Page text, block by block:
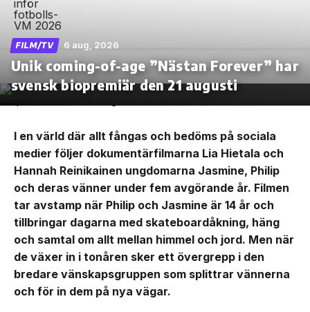
FILM/TV 6 aug, 2026
Unik coming-of-age ”Nästan Forever” har
svensk biopremiär den 21 augusti
I en värld där allt fångas och bedöms på sociala
medier följer dokumentärfilmarna Lia Hietala och
Hannah Reinikainen ungdomarna Jasmine, Philip
och deras vänner under fem avgörande år. Filmen
tar avstamp när Philip och Jasmine är 14 år och
tillbringar dagarna med skateboardåkning, häng
och samtal om allt mellan himmel och jord. Men när
de växer in i tonåren sker ett övergrepp i den
bredare vänskapsgruppen som splittrar vännerna
och för in dem på nya vägar.